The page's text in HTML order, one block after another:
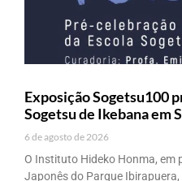
Exposição Sogetsu100
Sogetsu de Ikebana em
6 de agosto de 2026
O Instituto Hideko Honma, em
Japonês do Parque